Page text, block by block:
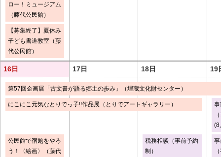
ロー！ミュージアム
（藤代公民館）
【募集終了】夏休み
子ども書道教室（藤
代公民館）
16日 17日 18日 19
第57回企画展「古文書が語る郷土の歩み」（埋蔵文化財センター）
にこにこ元気なとりでっ子!!作品展（とりでアートギャラリー）
(8
公民館で宿題をやろ
う！〈絵画〉（藤代
税務相談（事前予約
制）